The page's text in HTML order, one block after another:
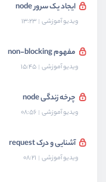
ایجاد یک سرور node
ویدیو آموزشی 13:23
مفهوم non-blocking
ویدیو آموزشی 15:45
چرخه زندگی node
ویدیو آموزشی 08:56
آشنایی و درک request
ویدیو آموزشی 08:21